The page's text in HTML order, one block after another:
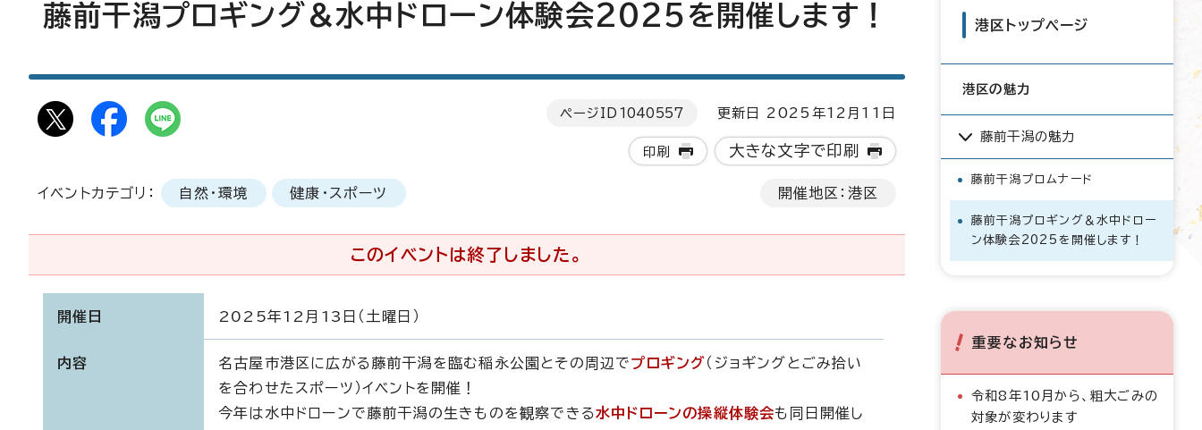
藤前干潟プロギング＆水中ドローン体験会2025を開催します！
ページID 1040557 更新日 2025年12月11日
印刷 大きな文字で印刷
イベントカテゴリ： 自然・環境 健康・スポーツ 開催地区：港区
このイベントは終了しました。
開催日 2025年12月13日（土曜日）
内容 名古屋市港区に広がる藤前干潟を臨む稲永公園とその周辺でプロギング（ジョギングとごみ拾い
を合わせたスポーツ）イベントを開催！
今年は水中ドローンで藤前干潟の生きものを観察できる水中ドローンの操縦体験会も同日開催し
港区トップページ
港区の魅力
藤前干潟の魅力
藤前干潟プロムナード
藤前干潟プロギング＆水中ドロー
ン体験会2025を開催します！
重要なお知らせ
令和8年10月から、粗大ごみの
対象が変わります